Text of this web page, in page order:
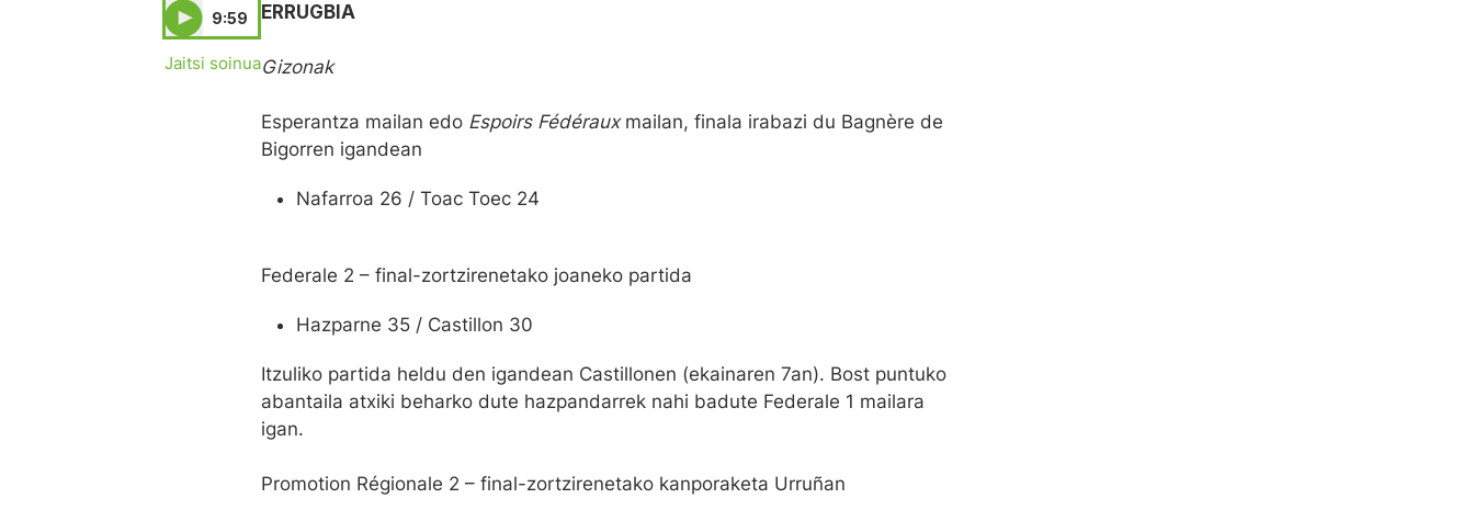
9:59
Jaitsi soinua
ERRUGBIA
Gizonak
Esperantza mailan edo Espoirs Fédérauxmailan, finala irabazi du Bagnère de
Bigorren igandean
Nafarroa 26 / Toac Toec 24
Federale 2 – final-zortzirenetako joaneko partida
Hazparne 35 / Castillon 30
Itzuliko partida heldu den igandean Castillonen (ekainaren 7an). Bost puntuko
abantaila atxiki beharko dute hazpandarrek nahi badute Federale 1 mailara
igan.
Promotion Régionale 2 – final-zortzirenetako kanporaketa Urruñan